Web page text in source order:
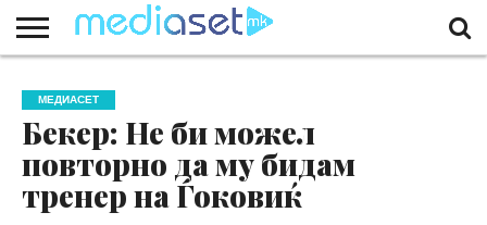
НАС
КОНТАКТ
МАРКЕТИНГ
ПОЧЕТНА
МЕДИАСЕТ
Бекер: Не би можел
повторно да му бидам
тренер на Ѓоковиќ